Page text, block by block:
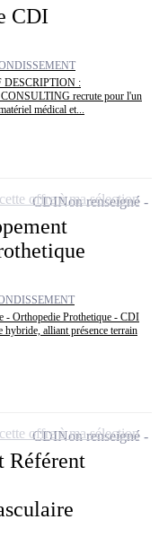
CDI
DESCRIPTION :
recrute pour l'un
médical et...
- Orthopedie Prothetique - CDI
alliant présence terrain
CDINon renseigné
offre à ma sélection
Référent
CDINon renseigné
offre à ma sélection